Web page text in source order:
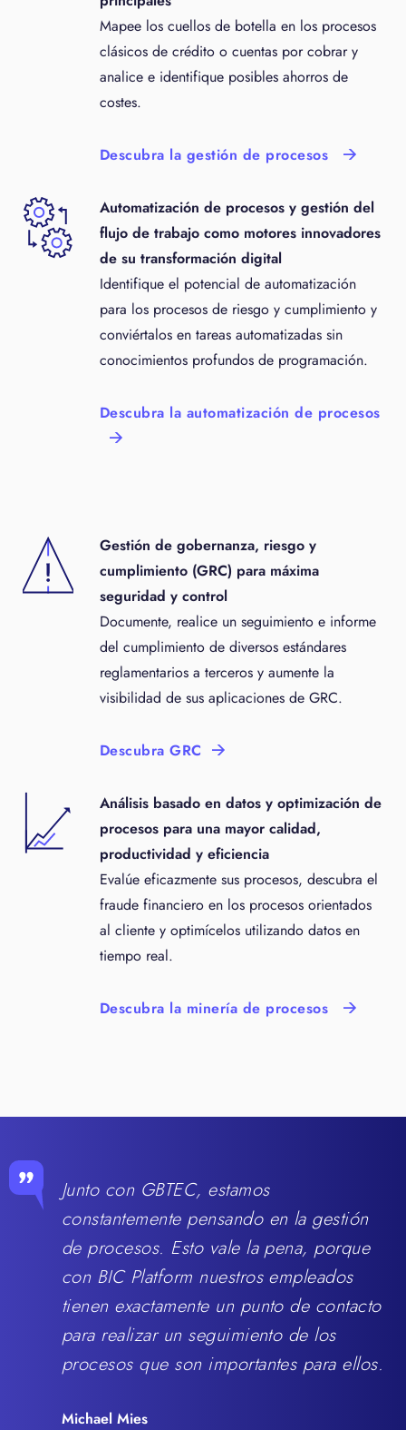
Mapee los cuellos de botella en los procesos
clásicos de crédito o cuentas por cobrar y
analice e identifique posibles ahorros de
costes.
Descubra la gestión de procesos
Automatización de procesos y gestión del
flujo de trabajo como motores innovadores
de su transformación digital
Identifique el potencial de automatización
para los procesos de riesgo y cumplimiento y
conviértalos en tareas automatizadas sin
conocimientos profundos de programación.
Descubra la automatización de procesos
Gestión de gobernanza, riesgo y
cumplimiento (GRC) para máxima
seguridad y control
Documente, realice un seguimiento e informe
del cumplimiento de diversos estándares
reglamentarios a terceros y aumente la
visibilidad de sus aplicaciones de GRC.
Descubra GRC
Análisis basado en datos y optimización de
procesos para una mayor calidad,
productividad y eficiencia
Evalúe eficazmente sus procesos, descubra el
fraude financiero en los procesos orientados
al cliente y optimícelos utilizando datos en
tiempo real.
Descubra la minería de procesos
Junto con GBTEC, estamos
constantemente pensando en la gestión
de procesos. Esto vale la pena, porque
con BIC Platform nuestros empleados
tienen exactamente un punto de contacto
para realizar un seguimiento de los
procesos que son importantes para ellos.
Michael Mies